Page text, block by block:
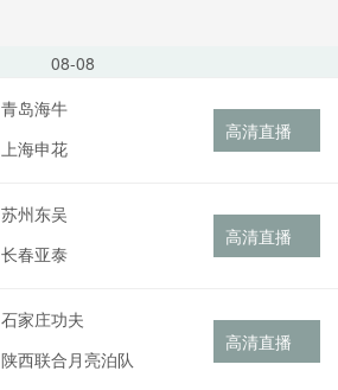
08-08
青岛海牛
上海申花
高清直播
苏州东吴
长春亚泰
高清直播
石家庄功夫
陕西联合月亮泊队
高清直播